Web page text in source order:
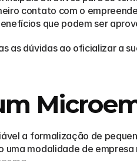
contato com o
que podem ser
as dúvidas ao oficializar a
a formalização de
uma modalidade de